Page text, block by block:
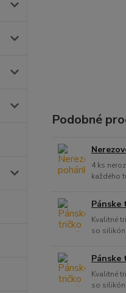
Podobné
4 ks
každého
Pánske
Kvalitné
so
Kvalitné
so